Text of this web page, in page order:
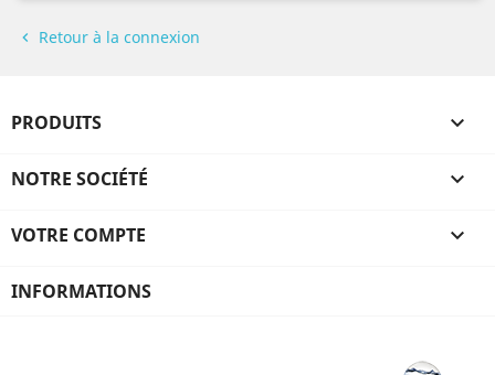
 Retour à la connexion
PRODUITS 
NOTRE SOCIÉTÉ 
VOTRE COMPTE 
INFORMATIONS